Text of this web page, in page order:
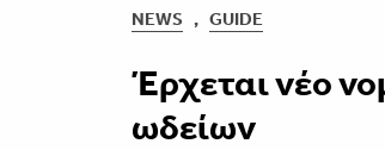
NEWS , GUIDE
Έρχεται νέο
ωδείων